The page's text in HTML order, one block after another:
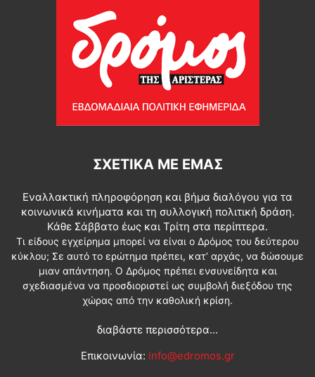
ΣΧΕΤΙΚΆ ΜΕ ΕΜΆΣ
Εναλλακτική πληροφόρηση και βήμα διαλόγου για τα
κοινωνικά κινήματα και τη συλλογική πολιτική δράση.
Κάθε Σάββατο έως και Τρίτη στα περίπτερα.
Τι είδους εγχείρημα μπορεί να είναι ο Δρόμος του δεύτερου
κύκλου; Σε αυτό το ερώτημα πρέπει, κατ’ αρχάς, να δώσουμε
μιαν απάντηση. Ο Δρόμος πρέπει ενσυνείδητα και
σχεδιασμένα να προσδιοριστεί ως συμβολή διεξόδου της
χώρας από την καθολική κρίση.
διαβάστε περισσότερα...
Επικοινωνία: info@edromos.gr